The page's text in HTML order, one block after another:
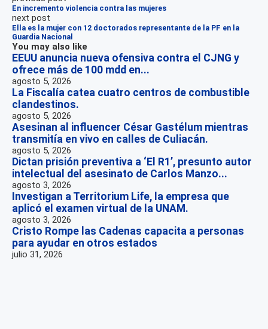
En incremento violencia contra las mujeres
next post
Ella es la mujer con 12 doctorados representante de la PF en la
Guardia Nacional
You may also like
EEUU anuncia nueva ofensiva contra el CJNG y
ofrece más de 100 mdd en...
agosto 5, 2026
La Fiscalía catea cuatro centros de combustible
clandestinos.
agosto 5, 2026
Asesinan al influencer César Gastélum mientras
transmitía en vivo en calles de Culiacán.
agosto 5, 2026
Dictan prisión preventiva a ‘El R1’, presunto autor
intelectual del asesinato de Carlos Manzo...
agosto 3, 2026
Investigan a Territorium Life, la empresa que
aplicó el examen virtual de la UNAM.
agosto 3, 2026
Cristo Rompe las Cadenas capacita a personas
para ayudar en otros estados
julio 31, 2026